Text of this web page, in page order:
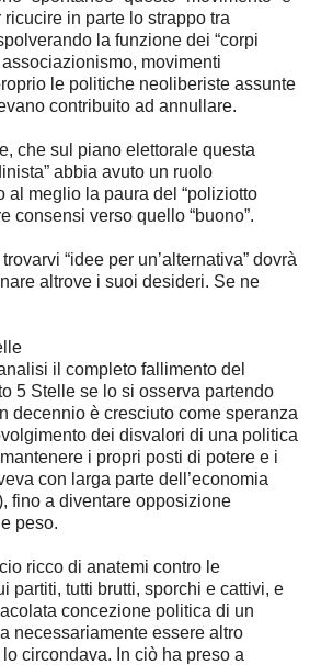
in parte lo strappo tra
la funzione dei “corpi
movimenti
le politiche neoliberiste assunte
contribuito ad annullare.
che sul piano elettorale questa
abbia avuto un ruolo
al meglio la paura del “poliziotto
consensi verso quello “buono”.
“idee per un’alternativa” dovrà
altrove i suoi desideri. Se ne
il completo fallimento del
5 Stelle se lo si osserva partendo
decennio è cresciuto come speranza
dei disvalori di una politica
i propri posti di potere e i
con larga parte dell’economia
fino a diventare opposizione
peso.
ricco di anatemi contro le
partiti, tutti brutti, sporchi e cattivi, e
concezione politica di un
necessariamente essere altro
circondava. In ciò ha preso a